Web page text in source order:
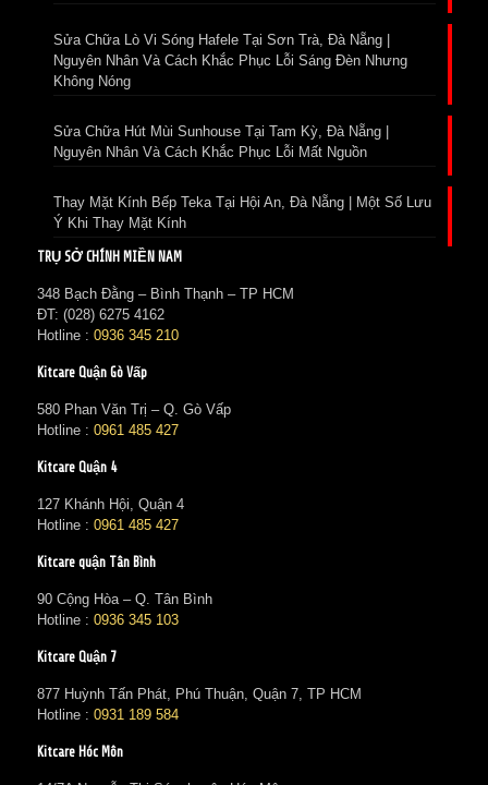
Sửa Chữa Lò Vi Sóng Hafele Tại Sơn Trà, Đà Nẵng |
Nguyên Nhân Và Cách Khắc Phục Lỗi Sáng Đèn Nhưng
Không Nóng
Sửa Chữa Hút Mùi Sunhouse Tại Tam Kỳ, Đà Nẵng |
Nguyên Nhân Và Cách Khắc Phục Lỗi Mất Nguồn
Thay Mặt Kính Bếp Teka Tại Hội An, Đà Nẵng | Một Số Lưu
Ý Khi Thay Mặt Kính
TRỤ SỞ CHÍNH MIỀN NAM
348 Bạch Đằng – Bình Thạnh – TP HCM
ĐT: (028) 6275 4162
Hotline : 0936 345 210
Kitcare Quận Gò Vấp
580 Phan Văn Trị – Q. Gò Vấp
Hotline : 0961 485 427
Kitcare Quận 4
127 Khánh Hội, Quận 4
Hotline : 0961 485 427
Kitcare quận Tân Bình
90 Cộng Hòa – Q. Tân Bình
Hotline : 0936 345 103
Kitcare Quận 7
877 Huỳnh Tấn Phát, Phú Thuận, Quận 7, TP HCM
Hotline : 0931 189 584
Kitcare Hóc Môn